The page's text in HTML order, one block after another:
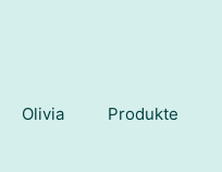
Olivia Produkte